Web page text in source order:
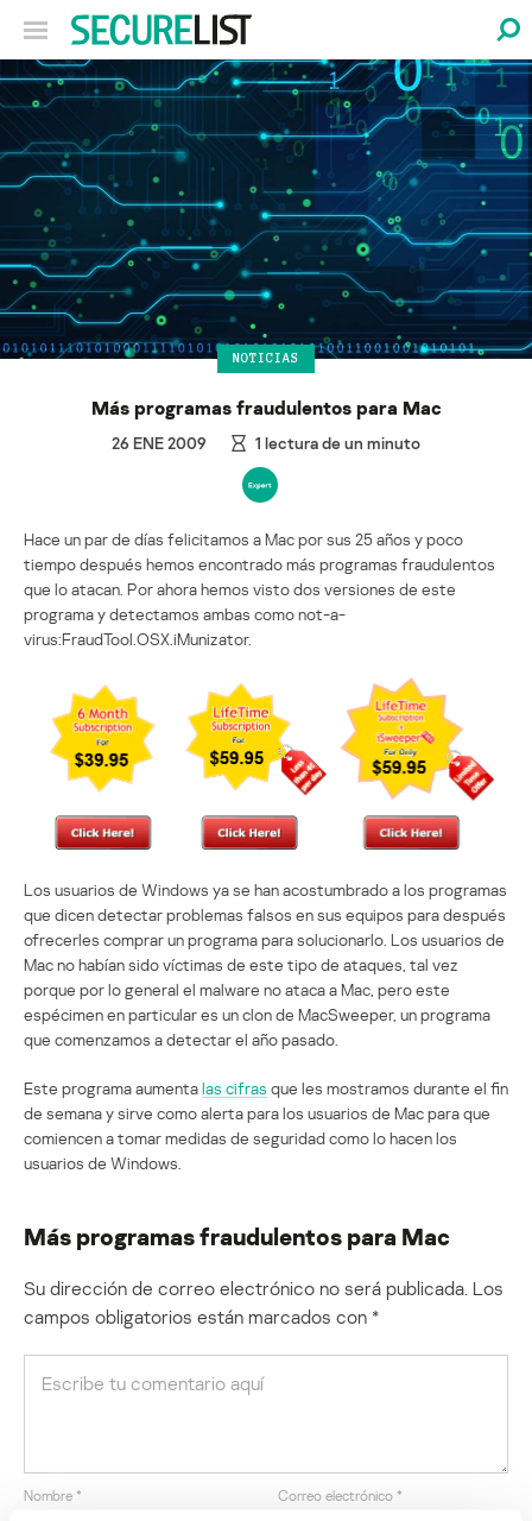
NOTICIAS
Más programas fraudulentos para Mac
26 ENE 2009 1 lectura de un minuto
Hace un par de días felicitamos a Mac por sus 25 años y poco
tiempo después hemos encontrado más programas fraudulentos
que lo atacan. Por ahora hemos visto dos versiones de este
programa y detectamos ambas como not-a-
virus:FraudTool.OSX.iMunizator.
Los usuarios de Windows ya se han acostumbrado a los programas
que dicen detectar problemas falsos en sus equipos para después
ofrecerles comprar un programa para solucionarlo. Los usuarios de
Mac no habían sido víctimas de este tipo de ataques, tal vez
porque por lo general el malware no ataca a Mac, pero este
espécimen en particular es un clon de MacSweeper, un programa
que comenzamos a detectar el año pasado.
Este programa aumentalas cifras que les mostramos durante el fin
de semana y sirve como alerta para los usuarios de Mac para que
comiencen a tomar medidas de seguridad como lo hacen los
usuarios de Windows.
Más programas fraudulentos para Mac
Su dirección de correo electrónico no será publicada. Los
campos obligatorios están marcados con *
Nombre * Correo electrónico *